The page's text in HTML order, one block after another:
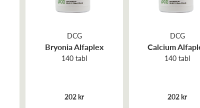
DCG
Bryonia Alfaplex
140 tabl
202 kr
DCG
Calcium
140 tabl
202 kr